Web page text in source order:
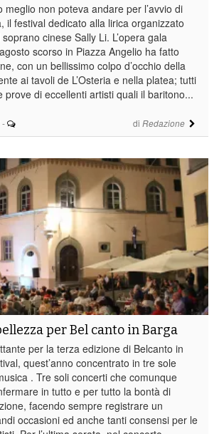
- di Redazione
meglio non poteva andare per l’avvio di
il festival dedicato alla lirica organizzato
cinese Sally Li. L’opera gala
scorso in Piazza Angelio ha fatto
con un bellissimo colpo d’occhio della
ai tavoli de L’Osteria e nella platea; tutti
prove di eccellenti artisti quali il baritono...
per Bel canto in Barga
per la terza edizione di Belcanto in
quest’anno concentrato in tre sole
. Tre soli concerti che comunque
in tutto e per tutto la bontà di
facendo sempre registrare un
occasioni ed anche tanti consensi per le